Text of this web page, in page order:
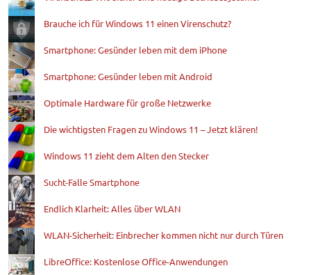
Brauche ich für Windows 11 einen Virenschutz?
Smartphone: Gesünder leben mit dem iPhone
Smartphone: Gesünder leben mit Android
Optimale Hardware für große Netzwerke
Die wichtigsten Fragen zu Windows 11 – Jetzt klären!
Windows 11 zieht dem Alten den Stecker
Sucht-Falle Smartphone
Endlich Klarheit: Alles über WLAN
WLAN-Sicherheit: Einbrecher kommen nicht nur durch Türen
LibreOffice: Kostenlose Office-Anwendungen